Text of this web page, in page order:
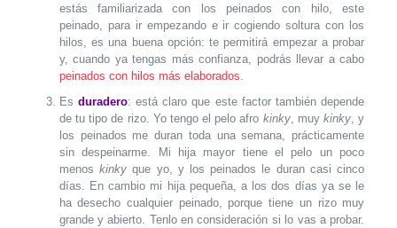
estás familiarizada con los peinados con hilo, este
peinado, para ir empezando e ir cogiendo soltura con los
hilos, es una buena opción: te permitirá empezar a probar
y, cuando ya tengas más confianza, podrás llevar a cabo
peinados con hilos más elaborados.
Es duradero: está claro que este factor también depende
de tu tipo de rizo. Yo tengo el pelo afro kinky, muykinky, y
los peinados me duran toda una semana, prácticamente
sin despeinarme. Mi hija mayor tiene el pelo un poco
menoskinky que yo, y los peinados le duran casi cinco
días. En cambio mi hija pequeña, a los dos días ya se le
ha desecho cualquier peinado, porque tiene un rizo muy
grande y abierto. Tenlo en consideración si lo vas a probar.